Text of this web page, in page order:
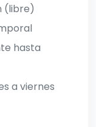
(libre)
hasta
a viernes